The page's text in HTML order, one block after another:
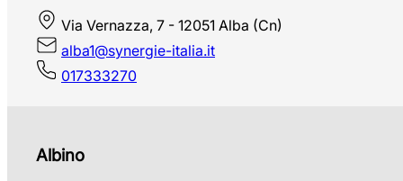
Via Vernazza, 7 - 12051 Alba (Cn)
alba1@synergie-italia.it
017333270
Albino